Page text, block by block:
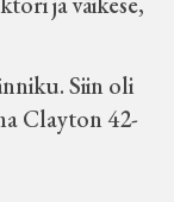
Siin oli
Clayton 42-